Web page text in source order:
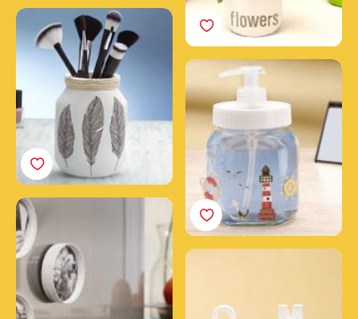
3 stappen om een
make-uppot voor je
kwasten te maken met
een lege Nutella® pot
Een zeepdispenser
maken met een
Nutella® pot
Je foto‘s inlijsten met
Nutella® potdeksels